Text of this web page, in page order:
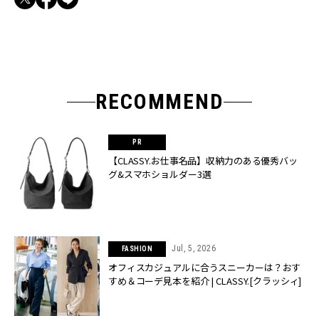
RECOMMEND
【CLASSY.お仕事名品】収納力のある優秀バッ
グ&スマホショルダー3選
FASHION Jul, 5, 2026
オフィスカジュアルに合うスニーカーは？おす
すめ＆コーデ見本を紹介 | CLASSY.[クラッシィ]